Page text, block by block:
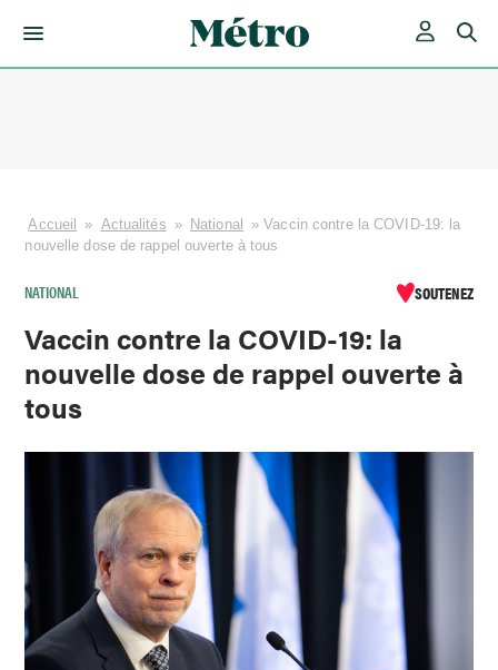
Accueil » Actualités » National »Vaccin contre la COVID-19: la
nouvelle dose de rappel ouverte à tous
NATIONAL SOUTENEZ
Vaccin contre la COVID-19: la
nouvelle dose de rappel ouverte à
tous